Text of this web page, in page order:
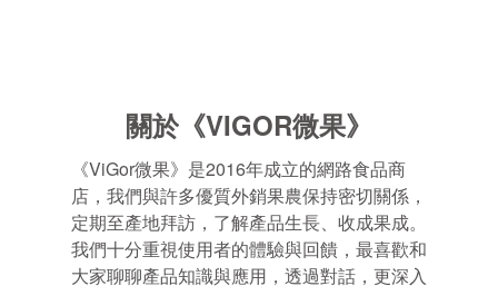
關於 《VIGOR微果》
《ViGor微果》是2016年成立的網路食品商
店，我們與許多優質外銷果農保持密切關係，
定期至產地拜訪，了解產品生長、收成果成。
我們十分重視使用者的體驗與回饋，最喜歡和
大家聊聊產品知識與應用，透過對話，更深入